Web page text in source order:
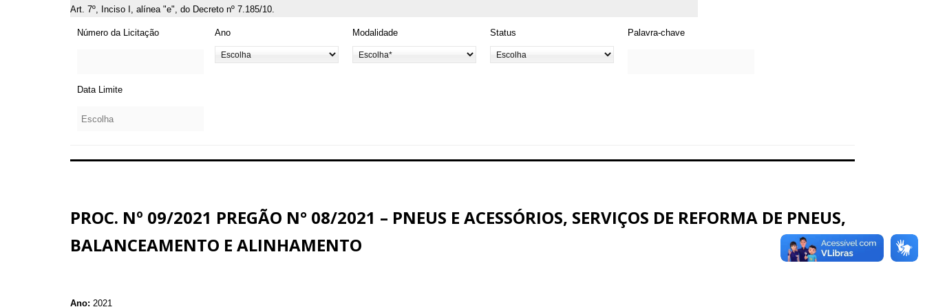
Art. 7º, Inciso I, alínea "e", do Decreto nº 7.185/10.
Número da Licitação Ano Modalidade Status Palavra-chave
Data Limite
PROC. Nº 09/2021 PREGÃO N° 08/2021 – PNEUS E ACESSÓRIOS, SERVIÇOS DE REFORMA DE PNEUS,
BALANCEAMENTO E ALINHAMENTO
Ano: 2021